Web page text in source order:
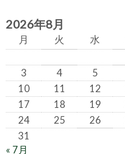
2026年8月
月 火 水
3
4 5
10
11 12
17
18 19
24
25 26
31
« 7月